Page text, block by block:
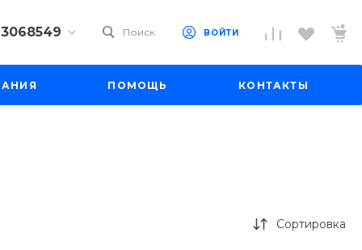
19:00
Поиск ВОЙТИ
ПОМОЩЬ КОНТАКТЫ
Сортировка